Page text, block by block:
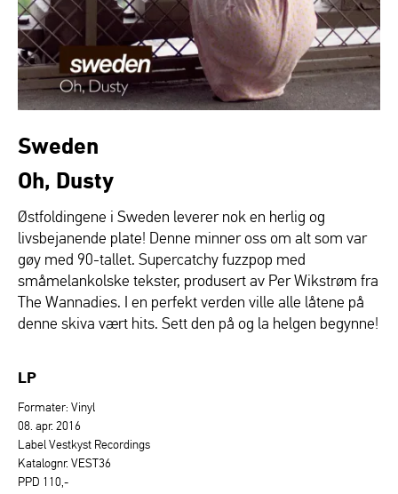
Sweden
Oh, Dusty
Østfoldingene i Sweden leverer nok en herlig og
livsbejanende plate! Denne minner oss om alt som var
gøy med 90-tallet. Supercatchy fuzzpop med
småmelankolske tekster, produsert av Per Wikstrøm fra
The Wannadies. I en perfekt verden ville alle låtene på
denne skiva vært hits. Sett den på og la helgen begynne!
LP
Formater: Vinyl
08. apr. 2016
Label Vestkyst Recordings
Katalognr. VEST36
PPD 110,-